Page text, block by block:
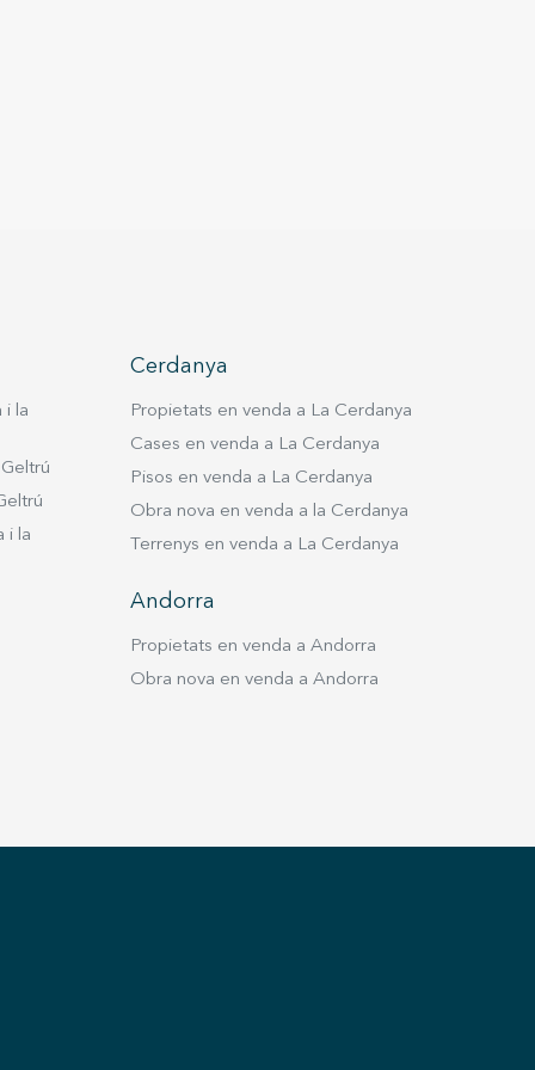
i la
i la
Cerdanya
Propietats en venda a La Cerdanya
Cases en venda a La Cerdanya
Pisos en venda a La Cerdanya
Obra nova en venda a la Cerdanya
Terrenys en venda a La Cerdanya
Andorra
Propietats en venda a Andorra
Obra nova en venda a Andorra